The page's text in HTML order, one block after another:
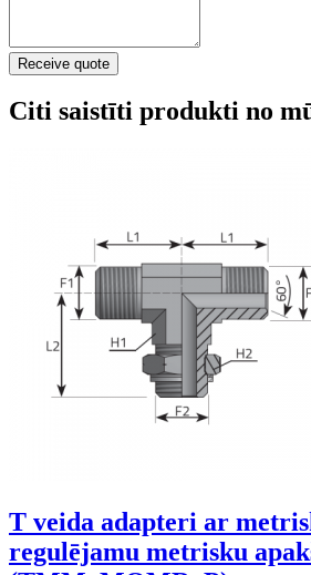
Receive quote
Citi saistīti produkti no
T veida adapteri ar
regulējamu metrisku